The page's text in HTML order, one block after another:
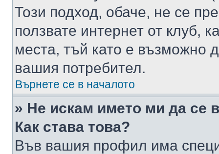
Този подход, обаче, не се
ползвате интернет от клуб,
места, тъй като е възможно
вашия потребител.
Върнете се в началото
» Не искам името ми да се
Как става това?
Във вашия профил има